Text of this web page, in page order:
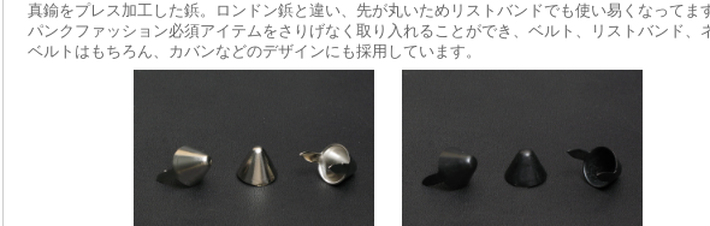
真鍮をプレス加工した鋲。ロンドン鋲と違い、先が丸いためリストバンドでも使い易くなってます
パンクファッション必須アイテムをさりげなく取り入れることができ、ベルト、リストバンド、
ベルトはもちろん、カバンなどのデザインにも採用しています。